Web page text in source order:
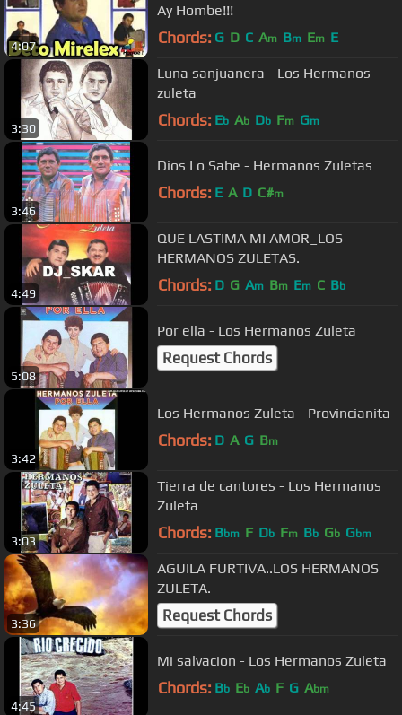
4:07
Ay Hombe!!!
Chords: G D C Am Bm Em E
3:30
Luna sanjuanera - Los Hermanos
zuleta
Chords: Eb Ab Db Fm Gm
3:46
Dios Lo Sabe - Hermanos Zuletas
Chords: E A D C#m
4:49
QUE LASTIMA MI AMOR_LOS
HERMANOS ZULETAS.
Chords: D G Am Bm Em C Bb
5:08
Por ella - Los Hermanos Zuleta
Request Chords
3:42
Los Hermanos Zuleta - Provincianita
Chords: D A G Bm
3:03
Tierra de cantores - Los Hermanos
Zuleta
Chords: Bbm F Db Fm Bb Gb Gbm
3:36
AGUILA FURTIVA..LOS HERMANOS
ZULETA.
Request Chords
4:45
Mi salvacion - Los Hermanos Zuleta
Chords: Bb Eb Ab F G Abm